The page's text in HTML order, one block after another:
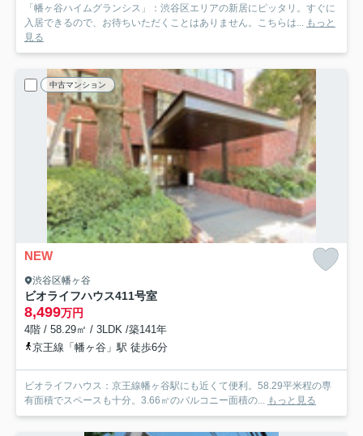
「幡ヶ谷ハイムグランシス」：渋谷区エリアの新居にピッタリ。すぐに
入居できるので、お待ちいただくことはありません。こちらは... もっと
見る
中古マンション
NEW
渋谷区幡ヶ谷
ビオライフハウス411号室
8,499万円
4階 / 58.29㎡ / 3LDK /築141年
京王線「幡ヶ谷」駅 徒歩6分
ビオライフハウス：京王線幡ヶ谷駅にも近くて便利。58.29平米程の専
有面積でスペースも十分。3.66㎡のバルコニー面積の... もっと見る